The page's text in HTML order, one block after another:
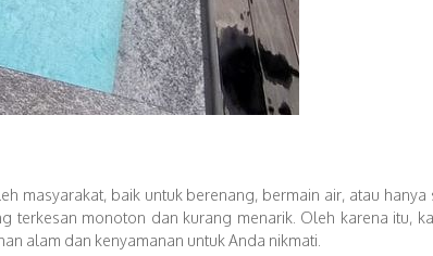
masyarakat, baik untuk berenang, bermain air, atau hanya
terkesan monoton dan kurang menarik. Oleh karena itu,
alam dan kenyamanan untuk Anda nikmati.